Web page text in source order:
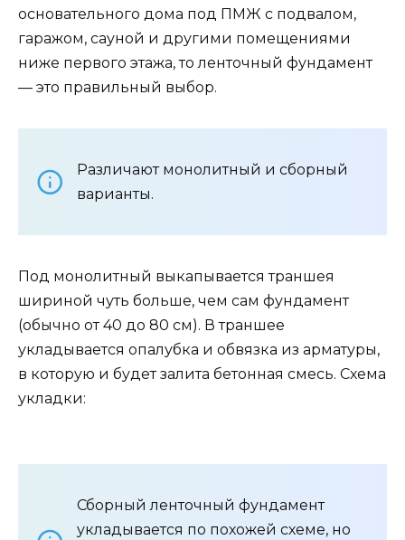
основательного дома под ПМЖ с подвалом,
гаражом, сауной и другими помещениями
ниже первого этажа, то ленточный фундамент
— это правильный выбор.
Различают монолитный и сборный
варианты.
Под монолитный выкапывается траншея
шириной чуть больше, чем сам фундамент
(обычно от 40 до 80 см). В траншее
укладывается опалубка и обвязка из арматуры,
в которую и будет залита бетонная смесь. Схема
укладки:
Сборный ленточный фундамент
укладывается по похожей схеме, но